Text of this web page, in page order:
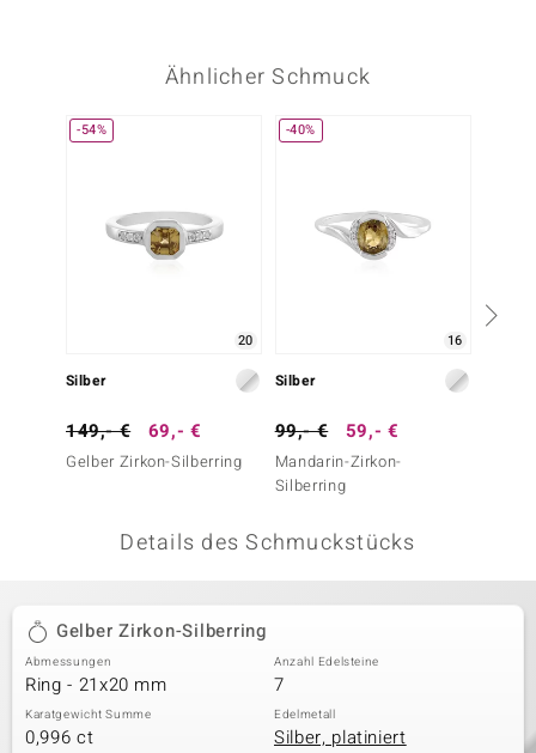
BY DE MELO
Ähnlicher Schmuck
-54%
20
Silber
149,- € 69,- €
Gelber Zirkon-Silberring
-40%
16
Silber
99,- € 59,- €
Mandarin-Zirkon-
Silberring
Details des Schmuckstücks
Gelber Zirkon-Silberring
Abmessungen
Ring - 21x20 mm
Anzahl Edelsteine
7
Karatgewicht Summe
0,996 ct
Edelmetall
Silber, platiniert